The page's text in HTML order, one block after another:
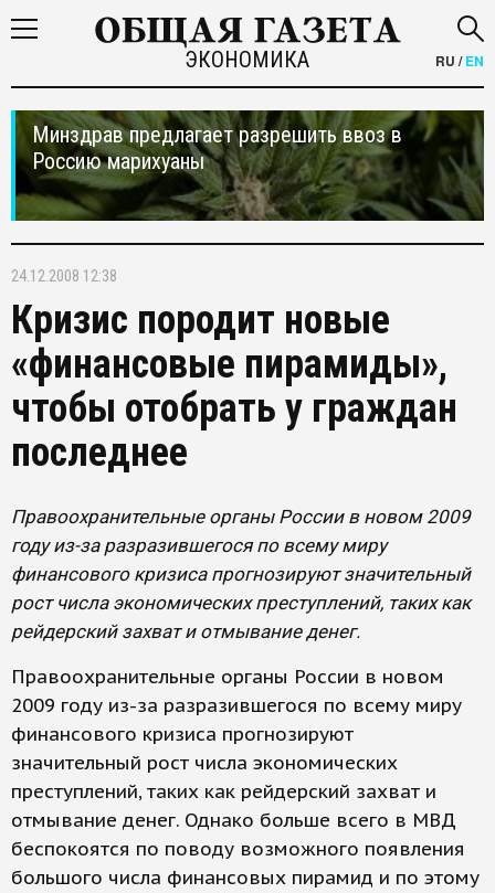
ЭКОНОМИКА RU /EN
Минздрав предлагает разрешить ввоз в
Россию марихуаны
24.12.2008 12:38
Кризис породит новые
«финансовые пирамиды»,
чтобы отобрать у граждан
последнее
Правоохранительные органы России в новом 2009
году из-за разразившегося по всему миру
финансового кризиса прогнозируют значительный
рост числа экономических преступлений, таких как
рейдерский захват и отмывание денег.
Правоохранительные органы России в новом
2009 году из-за разразившегося по всему миру
финансового кризиса прогнозируют
значительный рост числа экономических
преступлений, таких как рейдерский захват и
отмывание денег. Однако больше всего в МВД
беспокоятся по поводу возможного появления
большого числа финансовых пирамид и по этому